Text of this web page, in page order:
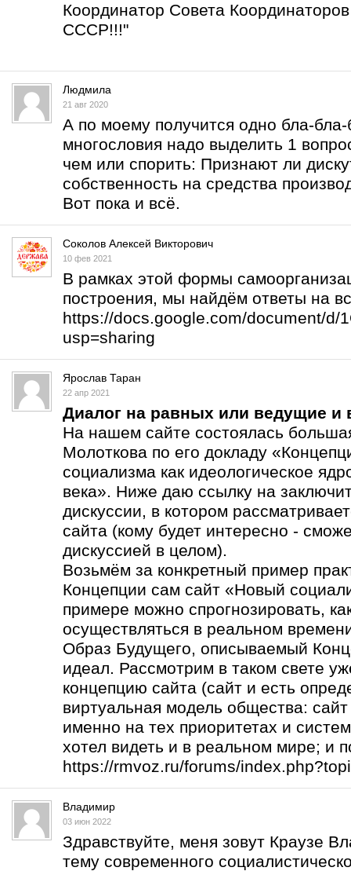
Координатор Совета
СССР!!!"
Людмила
21 авг 2020
А по моему получится одно бла-бла-
многословия надо выделить 1
чем или спорить: Признают ли
собственность на средства
Вот пока и всё.
Соколов Алексей Викторович
10 фев 2021
В рамках этой формы
построения, мы найдём ответы на
https://docs.google.com/document/d/
usp=sharing
Ярослав Таран
22 апр 2021
Диалог на равных или ведущие и
На нашем сайте состоялась
Молоткова по его докладу
социализма как идеологическое
века». Ниже даю ссылку на
дискуссии, в котором
сайта (кому будет интересно -
дискуссией в целом).
Возьмём за конкретный пример
Концепции сам сайт «Новый
примере можно спрогнозировать,
осуществляться в реальном
Образ Будущего, описываемый
идеал. Рассмотрим в таком свете
концепцию сайта (сайт и есть
виртуальная модель общества:
именно на тех приоритетах и
хотел видеть и в реальном мире; и
https://rmvoz.ru/forums/
Владимир
03 июн 2022
Здравствуйте, меня зовут Краузе
тему современного